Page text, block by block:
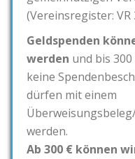
(Vereinsregister: VR
Geldspenden
werden und bis
keine
dürfen mit einem
werden.
Ab 300 € können